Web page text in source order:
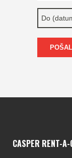
CASPER RENT-A-